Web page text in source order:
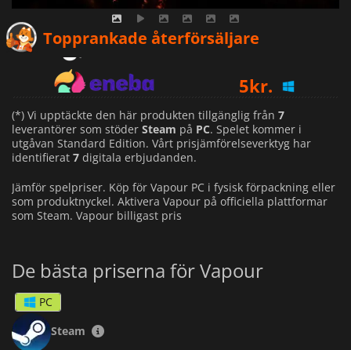
Topprankade återförsäljare
3kr.
5kr.
11kr.
(*) Vi upptäckte den här produkten tillgänglig från 7
leverantörer som stöder Steam på PC. Spelet kommer i
utgåvan Standard Edition. Vårt prisjämförelseverktyg har
identifierat 7 digitala erbjudanden.
Jämför spelpriser. Köp för Vapour PC i fysisk förpackning eller
som produktnyckel. Aktivera Vapour på officiella plattformar
som Steam. Vapour billigast pris
De bästa priserna för Vapour
PC
Steam